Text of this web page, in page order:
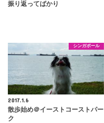
振り返ってばかり
シンガポール
2017.1.6
散歩始め＠イーストコーストパー
ク